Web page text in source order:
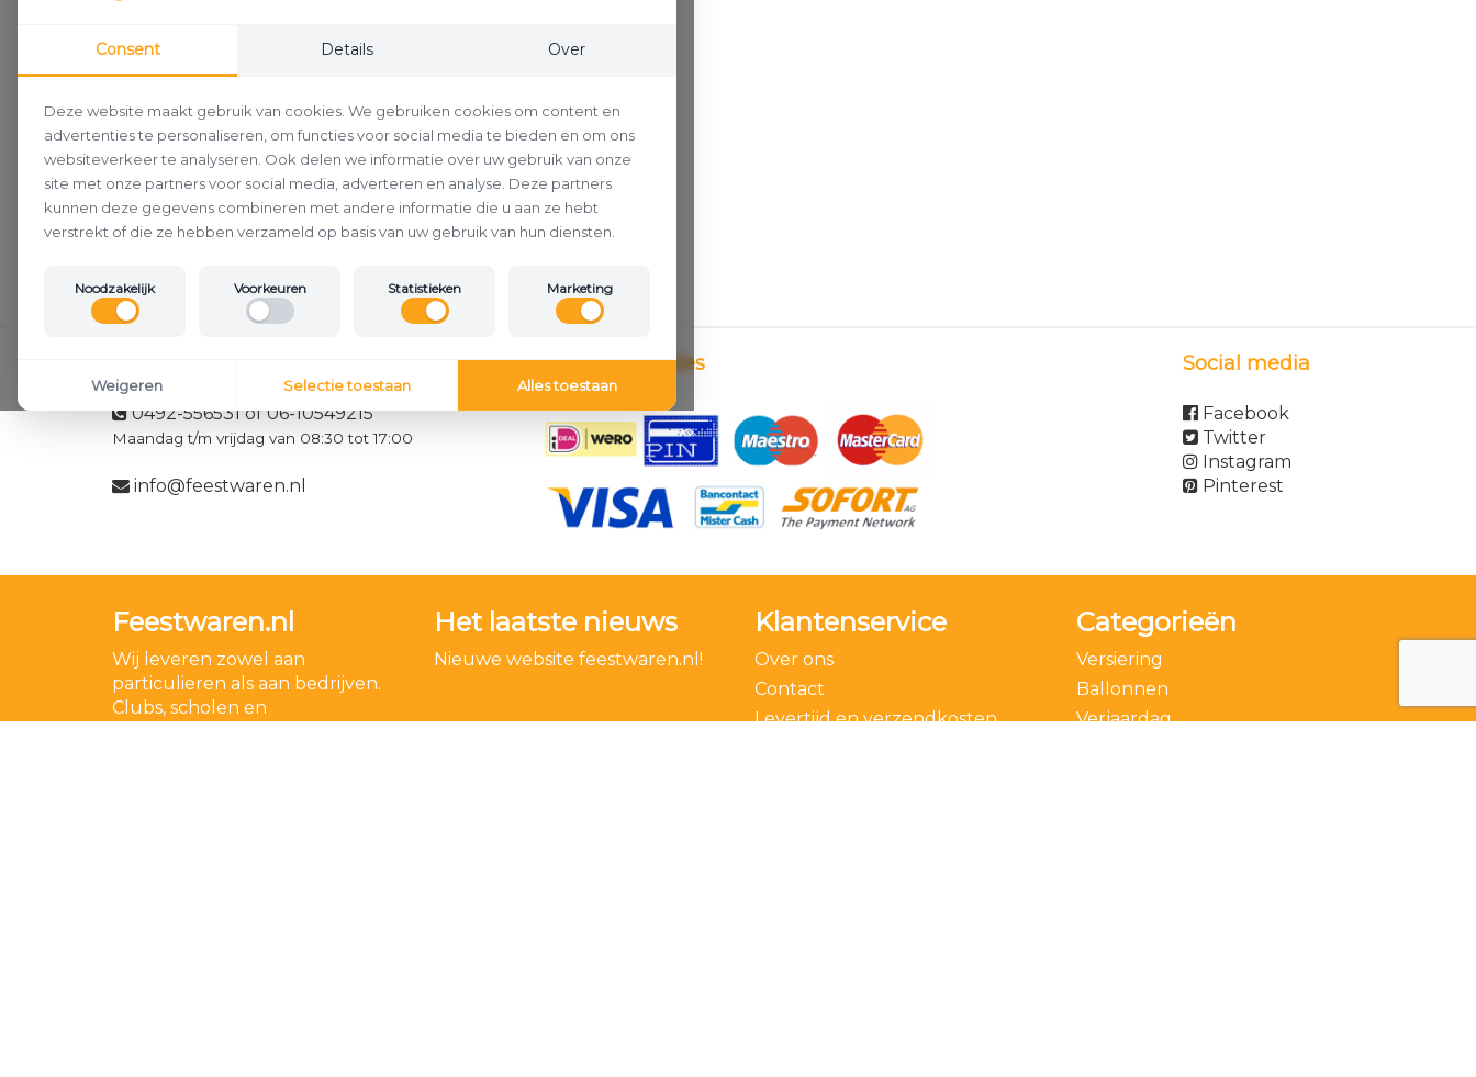
0492-556531 of 06-10549215
Maandag t/m vrijdag van 08:30 tot 17:00
info@feestwaren.nl
Betaalmethodes Social media
Facebook
Twitter
Instagram
Pinterest
Feestwaren.nl
Wij leveren zowel aan
particulieren als aan bedrijven.
Clubs, scholen en
Het laatste nieuws
Nieuwe website feestwaren.nl!
Klantenservice
Over ons
Contact
Levertijd en verzendkosten
Categorieën
Versiering
Ballonnen
Verjaardag
Consent Details Over
Deze website maakt gebruik van cookies. We gebruiken cookies om content en
advertenties te personaliseren, om functies voor social media te bieden en om ons
websiteverkeer te analyseren. Ook delen we informatie over uw gebruik van onze
site met onze partners voor social media, adverteren en analyse. Deze partners
kunnen deze gegevens combineren met andere informatie die u aan ze hebt
verstrekt of die ze hebben verzameld op basis van uw gebruik van hun diensten.
Noodzakelijk Voorkeuren Statistieken Marketing
Weigeren Selectie toestaan Alles toestaan